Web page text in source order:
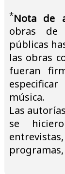
*Nota de
obras de
públicas
las obras
fueran
música.
Las
se
programas,